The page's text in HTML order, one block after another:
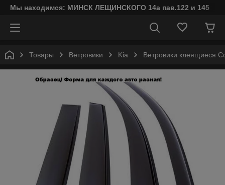
Мы находимся: МИНСК ЛЕЩИНСКОГО 14а пав.122 и 145
Товары Ветровики Kia Ветровики клеящиеся